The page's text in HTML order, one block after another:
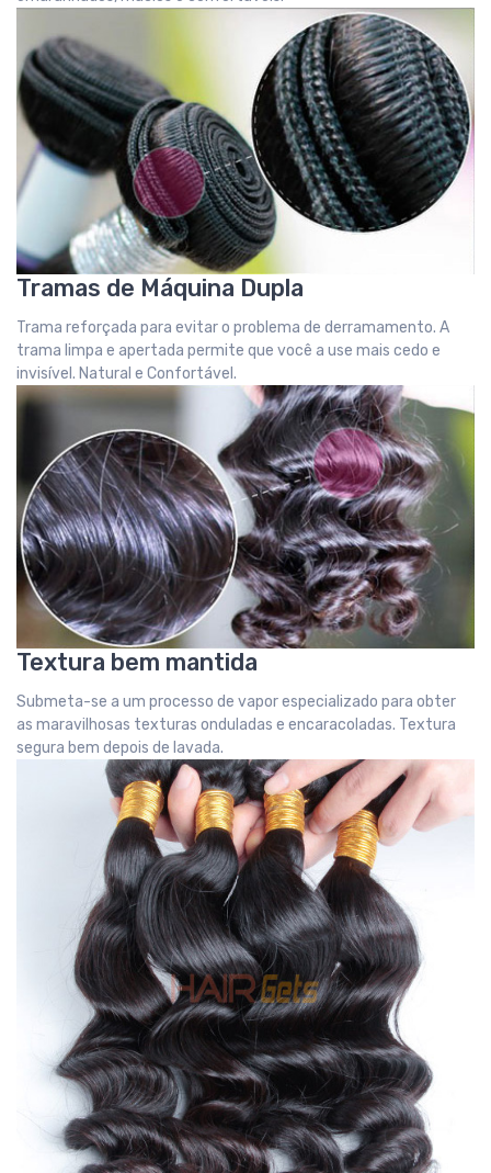
Tramas de Máquina Dupla
Trama reforçada para evitar o problema de derramamento. A
trama limpa e apertada permite que você a use mais cedo e
invisível. Natural e Confortável.
Textura bem mantida
Submeta-se a um processo de vapor especializado para obter
as maravilhosas texturas onduladas e encaracoladas. Textura
segura bem depois de lavada.